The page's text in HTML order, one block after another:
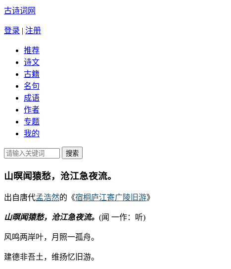
古诗词网
登录 | 注册
推荐
诗文
古籍
名句
成语
作者
专题
我的
山暝闻猿愁，沧江急夜流。
出自唐代孟浩然的《宿桐庐江寄广陵旧游》
山暝闻猿愁，沧江急夜流。 (闻 一作：听)
风鸣两岸叶，月照一孤舟。
建德非吾土，维扬忆旧游。